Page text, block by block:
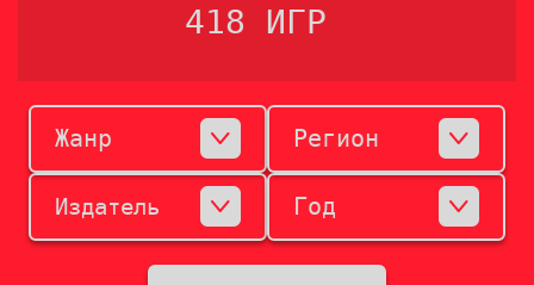
418 ИГР
Жанр Регион
Издатель Год